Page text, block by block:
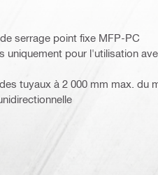
serrage point fixe MFP-PC
uniquement pour l'utilisation
tuyaux à 2 000 mm max. du